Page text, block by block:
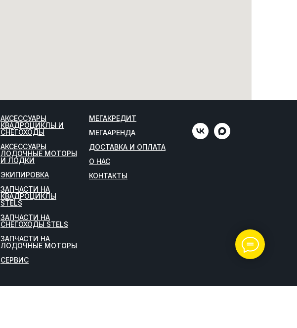
АКСЕССУАРЫ
КВАДРОЦИКЛЫ И
СНЕГОХОДЫ
АКСЕССУАРЫ
ЛОДОЧНЫЕ МОТОРЫ
И ЛОДКИ
ЭКИПИРОВКА
ЗАПЧАСТИ НА
КВАДРОЦИКЛЫ
STELS
ЗАПЧАСТИ НА
СНЕГОХОДЫ STELS
ЗАПЧАСТИ НА
ЛОДОЧНЫЕ МОТОРЫ
СЕРВИС
МЕГАКРЕДИТ
МЕГААРЕНДА
ДОСТАВКА И ОПЛАТА
О НАС
КОНТАКТЫ